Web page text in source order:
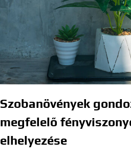
Szobanövények
megfelelő
elhelyezése